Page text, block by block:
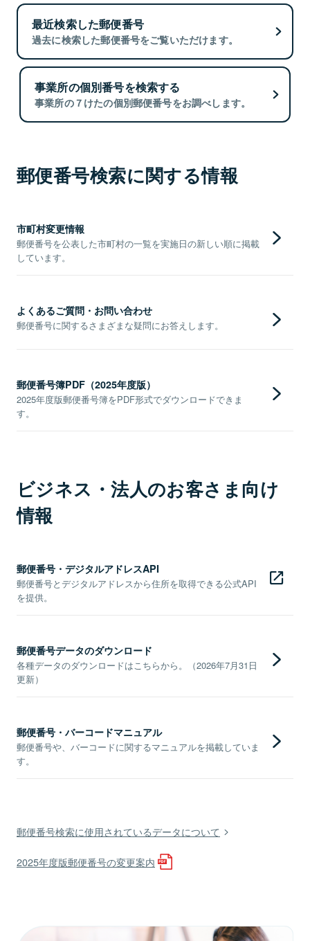
最近検索した郵便番号
過去に検索した郵便番号をご覧いただけます。
事業所の個別番号を検索する
事業所の７けたの個別郵便番号をお調べします。
郵便番号検索に関する情報
市町村変更情報
郵便番号を公表した市町村の一覧を実施日の新しい順に掲載
しています。
よくあるご質問・お問い合わせ
郵便番号に関するさまざまな疑問にお答えします。
郵便番号簿PDF（2025年度版）
2025年度版郵便番号簿をPDF形式でダウンロードできま
す。
ビジネス・法人のお客さま向け
情報
郵便番号・デジタルアドレスAPI
郵便番号とデジタルアドレスから住所を取得できる公式API
を提供。
郵便番号データのダウンロード
各種データのダウンロードはこちらから。（2026年7月31日
更新）
郵便番号・バーコードマニュアル
郵便番号や、バーコードに関するマニュアルを掲載していま
す。
郵便番号検索に使用されているデータについて
2025年度版郵便番号の変更案内